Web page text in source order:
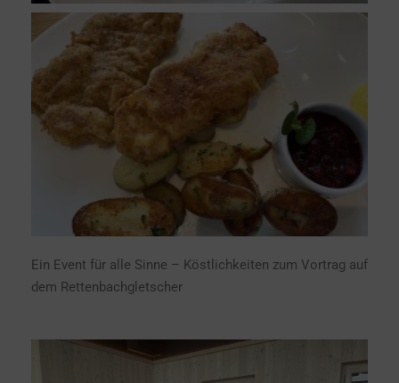
Ein Event für alle Sinne – Köstlichkeiten zum Vortrag auf
dem Rettenbachgletscher